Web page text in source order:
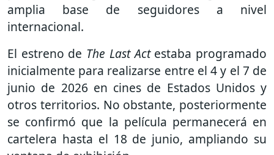
amplia base de seguidores a nivel
internacional.
El estreno de The Last Actestaba programado
inicialmente para realizarse entre el 4 y el 7 de
junio de 2026 en cines de Estados Unidos y
otros territorios. No obstante, posteriormente
se confirmó que la película permanecerá en
cartelera hasta el 18 de junio, ampliando su